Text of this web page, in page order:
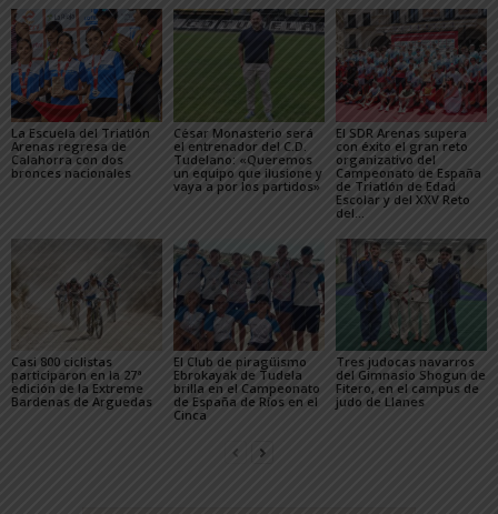
La Escuela del Triatlón
Arenas regresa de
Calahorra con dos
bronces nacionales
César Monasterio será
el entrenador del C.D.
Tudelano: «Queremos
un equipo que ilusione y
vaya a por los partidos»
El SDR Arenas supera
con éxito el gran reto
organizativo del
Campeonato de España
de Triatlón de Edad
Escolar y del XXV Reto
del...
Casi 800 ciclistas
participaron en la 27ª
edición de la Extreme
Bardenas de Arguedas
El Club de piragüismo
Ebrokayak de Tudela
brilla en el Campeonato
de España de Ríos en el
Cinca
Tres judocas navarros
del Gimnasio Shogun de
Fitero, en el campus de
judo de Llanes